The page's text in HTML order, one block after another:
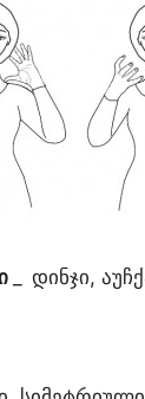
დინჯი,